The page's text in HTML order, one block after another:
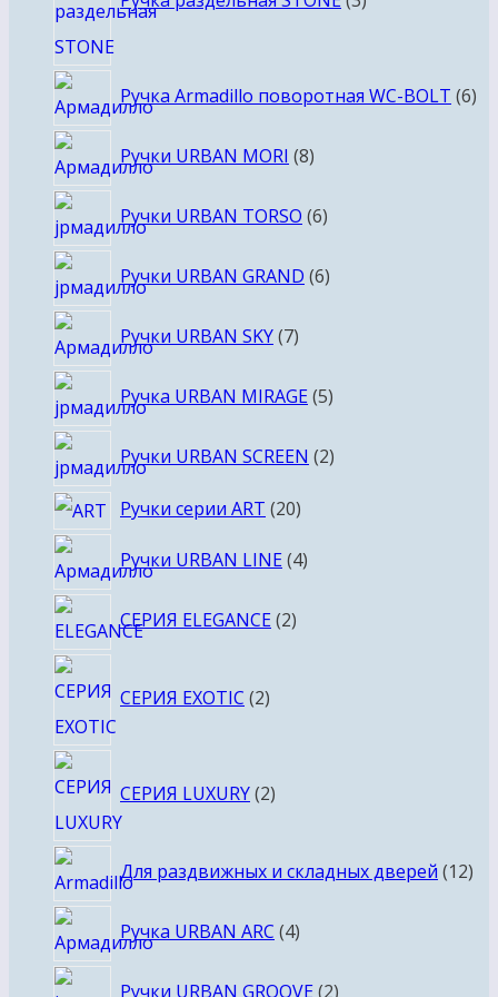
Ручка Armadillo поворотная WC-BOLT 66
Ручки URBAN MORI 88
Ручки URBAN TORSO 66
Ручки URBAN GRAND 66
Ручки URBAN SKY 77
Ручка URBAN MIRAGE 55
Ручки URBAN SCREEN 22
Ручки серии ART 2020
Ручки URBAN LINE 44
СЕРИЯ ELEGANCE 22
СЕРИЯ EXOTIC 2товара
СЕРИЯ LUXURY 2товара
Для раздвижных и складных дверей 1212
Ручка URBAN ARC 44
Ручки URBAN GROOVE 22